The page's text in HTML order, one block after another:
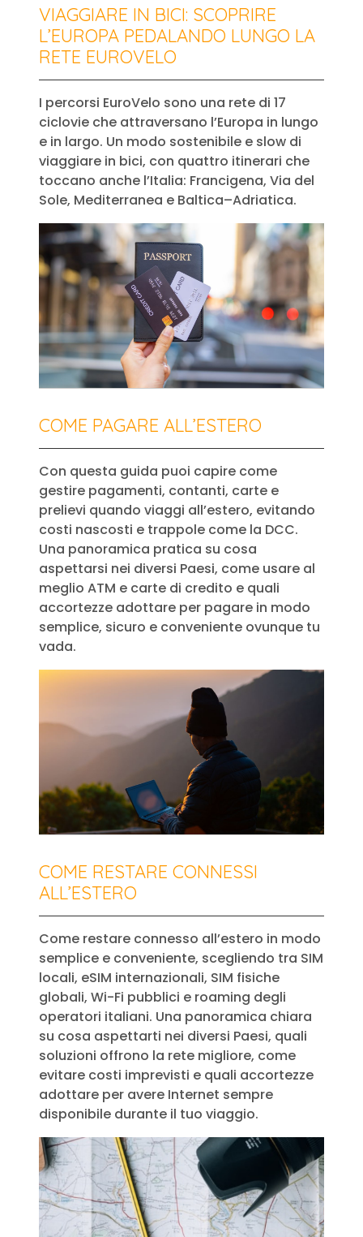
VIAGGIARE IN BICI: SCOPRIRE
L’EUROPA PEDALANDO LUNGO LA
RETE EUROVELO
I percorsi EuroVelo sono una rete di 17
ciclovie che attraversano l’Europa in lungo
e in largo. Un modo sostenibile e slow di
viaggiare in bici, con quattro itinerari che
toccano anche l’Italia: Francigena, Via del
Sole, Mediterranea e Baltica–Adriatica.
COME PAGARE ALL’ESTERO
Con questa guida puoi capire come
gestire pagamenti, contanti, carte e
prelievi quando viaggi all’estero, evitando
costi nascosti e trappole come la DCC.
Una panoramica pratica su cosa
aspettarsi nei diversi Paesi, come usare al
meglio ATM e carte di credito e quali
accortezze adottare per pagare in modo
semplice, sicuro e conveniente ovunque tu
vada.
COME RESTARE CONNESSI
ALL’ESTERO
Come restare connesso all’estero in modo
semplice e conveniente, scegliendo tra SIM
locali, eSIM internazionali, SIM fisiche
globali, Wi-Fi pubblici e roaming degli
operatori italiani. Una panoramica chiara
su cosa aspettarti nei diversi Paesi, quali
soluzioni offrono la rete migliore, come
evitare costi imprevisti e quali accortezze
adottare per avere Internet sempre
disponibile durante il tuo viaggio.